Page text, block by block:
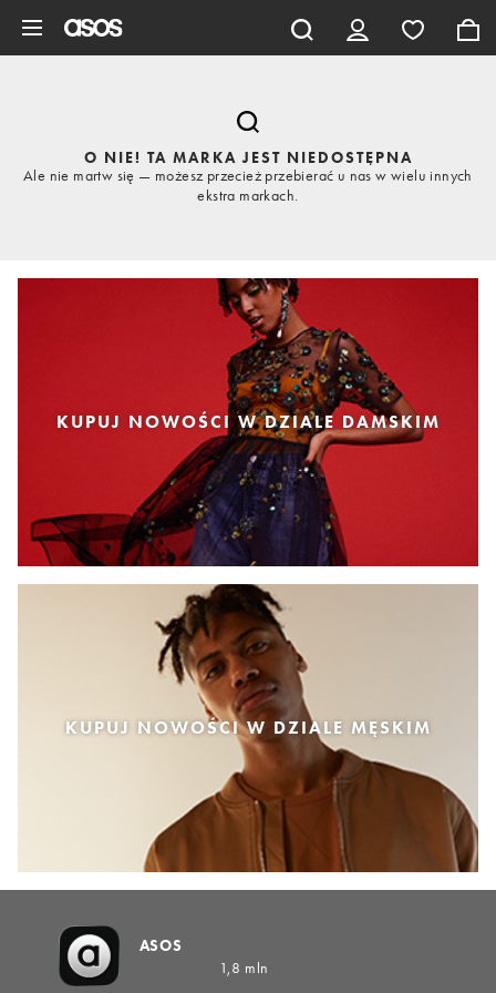
O NIE! TA MARKA JEST NIEDOSTĘPNA
Ale nie martw się — możesz przecież przebierać u nas w wielu innych
ekstra markach.
KUPUJ NOWOŚCI W DZIALE DAMSKIM
KUPUJ NOWOŚCI W DZIALE MĘSKIM
ASOS
1,8 mln